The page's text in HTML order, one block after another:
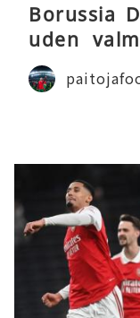
Borussia
uden
päätöstään